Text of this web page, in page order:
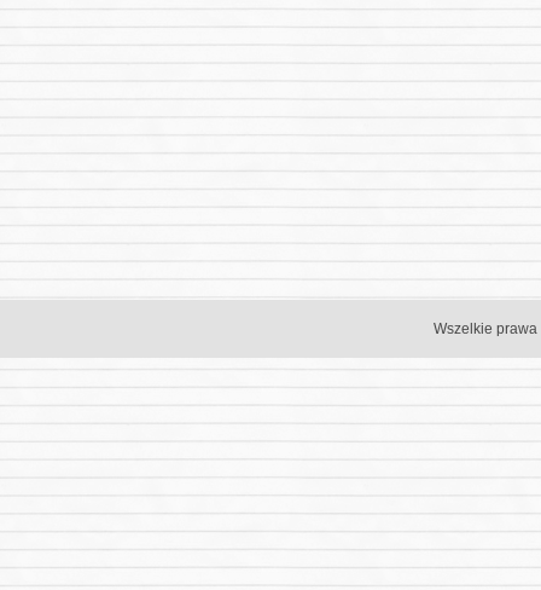
Wszelkie prawa